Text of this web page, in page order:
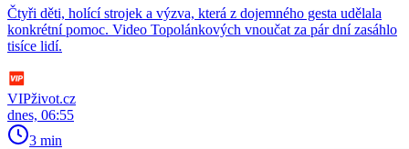
Čtyři děti, holící strojek a výzva, která z dojemného gesta udělala
konkrétní pomoc. Video Topolánkových vnoučat za pár dní zasáhlo
tisíce lidí.
VIPživot.cz
dnes, 06:55
3 min